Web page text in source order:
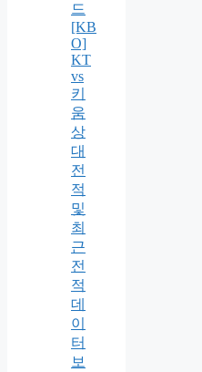
드
[KB
O]
KT
vs
키
움
상
대
전
적
및
최
근
전
적
데
이
터
보